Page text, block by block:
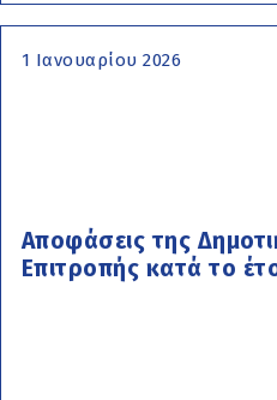
1 Ιανουαρίου 2026
Αποφάσεις της
Επιτροπής κατά το